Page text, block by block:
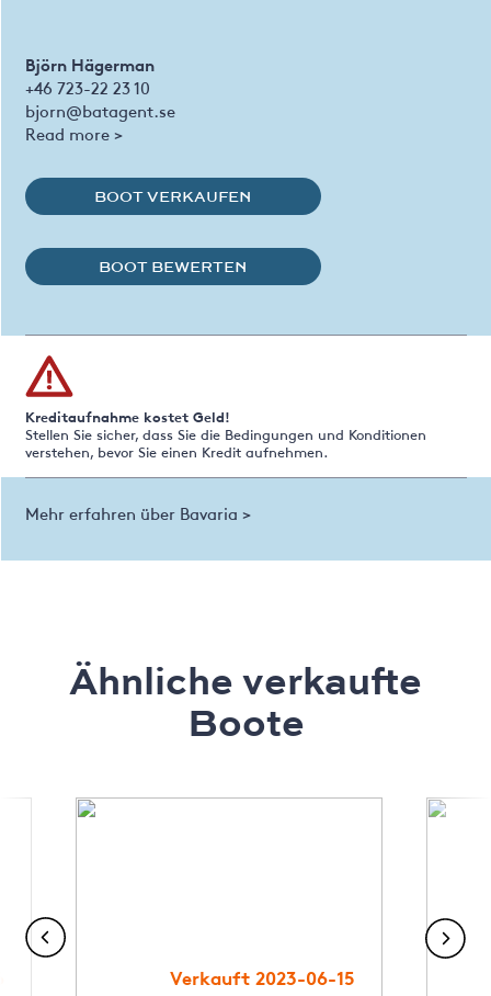
Björn Hägerman
+46 723-22 23 10
bjorn@batagent.se
Read more >
BOOT VERKAUFEN
BOOT BEWERTEN
Kreditaufnahme kostet Geld!
Stellen Sie sicher, dass Sie die Bedingungen und Konditionen
verstehen, bevor Sie einen Kredit aufnehmen.
Mehr erfahren über Bavaria >
Ähnliche verkaufte
Boote
Verkauft 2023-06-15